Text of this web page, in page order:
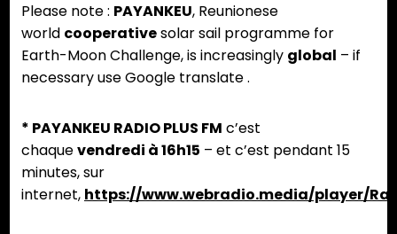
Please note : PAYANKEU, Reunionese
world cooperativesolar sail programme for
Earth-Moon Challenge, is increasingly global – if
necessary use Google translate .
* PAYANKEU RADIO PLUS FM c’est
chaquevendredi à 16h15 – et c’est pendant 15
minutes, sur
internet, https://www.webradio.media/player/